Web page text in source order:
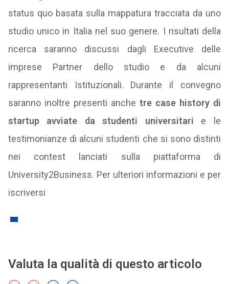
status quo basata sulla mappatura tracciata da uno
studio unico in Italia nel suo genere. I risultati della
ricerca saranno discussi dagli Executive delle
imprese Partner dello studio e da alcuni
rappresentanti Istituzionali. Durante il convegno
saranno inoltre presenti anche tre case history di
startup avviate da studenti universitari e le
testimonianze di alcuni studenti che si sono distinti
nei contest lanciati sulla piattaforma di
University2Business. Per ulteriori informazioni e per
iscriversi
Valuta la qualità di questo articolo